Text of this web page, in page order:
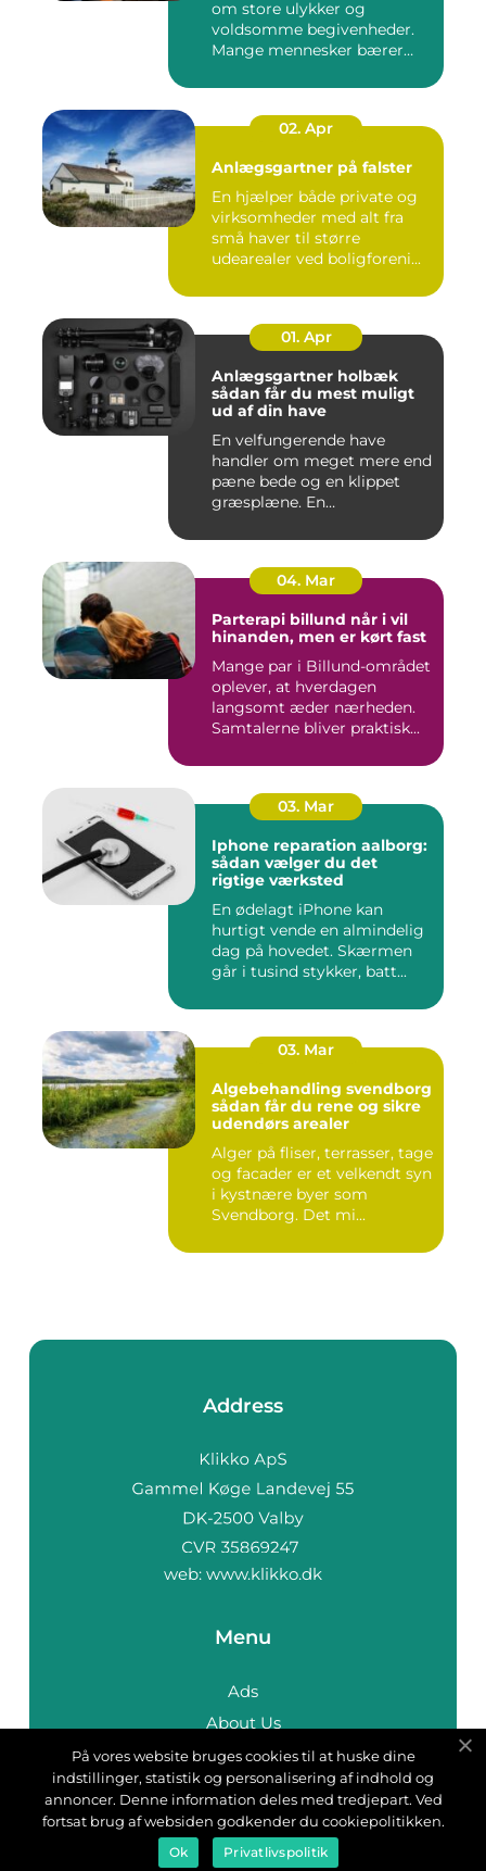
om store ulykker og
voldsomme begivenheder.
Mange mennesker bærer
02. Apr
Anlægsgartner på falster
En hjælper både private og
virksomheder med alt fra
små haver til større
udearealer ved boligforeni...
01. Apr
Anlægsgartner holbæk
sådan får du mest muligt
ud af din have
En velfungerende have
handler om meget mere end
pæne bede og en klippet
græsplæne. En
04. Mar
Parterapi billund når i vil
hinanden, men er kørt fast
Mange par i Billund-området
oplever, at hverdagen
langsomt æder nærheden.
Samtalerne bliver praktisk...
03. Mar
Iphone reparation aalborg:
sådan vælger du det
rigtige værksted
En ødelagt iPhone kan
hurtigt vende en almindelig
dag på hovedet. Skærmen
går i tusind stykker, batt...
03. Mar
Algebehandling svendborg
sådan får du rene og sikre
udendørs arealer
Alger på fliser, terrasser, tage
og facader er et velkendt syn
i kystnære byer som
Svendborg. Det mi...
Address
web: www.klikko.dk
Menu
Ads
About Us
Cookies
Contact
Sitemap
På vores website bruges cookies til at huske dine
indstillinger, statistik og personalisering af indhold og
annoncer. Denne information deles med tredjepart. Ved
fortsat brug af websiden godkender du cookiepolitikken.
Ok Privatlivspolitik